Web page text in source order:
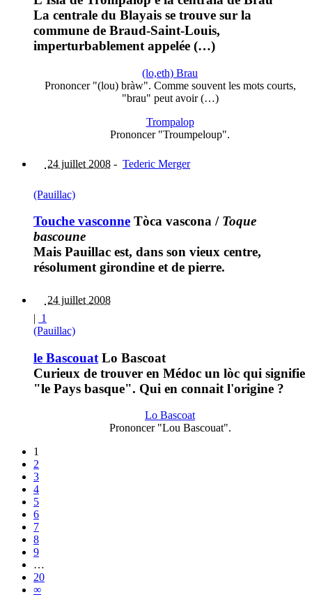
La centrale du Blayais se trouve sur la
commune de Braud-Saint-Louis,
imperturbablement appelée (…)
(lo,eth) Brau
Prononcer "(lou) bràw". Comme souvent les mots courts,
"brau" peut avoir (…)
Trompalop
Prononcer "Troumpeloup".
24 juillet 2008 - Tederic Merger
(Pauillac)
Touche vasconne Tòca vascona / Toque
bascoune
Mais Pauillac est, dans son vieux centre,
résolument girondine et de pierre.
24 juillet 2008
| 1
(Pauillac)
le Bascouat Lo Bascoat
Curieux de trouver en Médoc un lòc qui signifie
"le Pays basque". Qui en connait l'origine ?
Lo Bascoat
Prononcer "Lou Bascouat".
1
2
3
4
5
6
7
8
9
…
20
∞